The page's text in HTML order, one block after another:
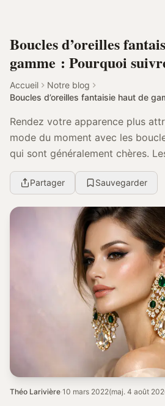
Boucles d’oreilles
gamme : Pourquoi
Accueil
Notre blog
Rendez votre apparence plus
mode du moment avec les
qui sont généralement chères.
des accessoires de mode qui
Partager Sauvegarder
Théo Larivière·10 mars 2022(maj. 4 août